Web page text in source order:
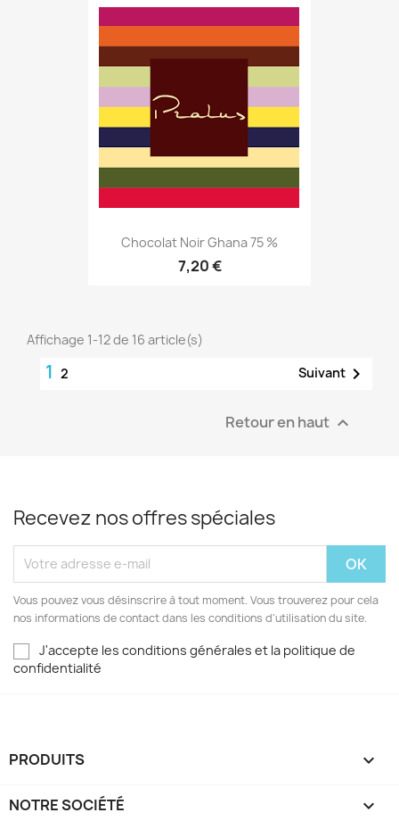
Chocolat Noir Ghana 75 %
7,20 €
Affichage 1-12 de 16 article(s)
1 2 Suivant 
Retour en haut 
Recevez nos offres spéciales
Vous pouvez vous désinscrire à tout moment. Vous trouverez pour cela
nos informations de contact dans les conditions d'utilisation du site.
J'accepte les conditions générales et la politique de
confidentialité
PRODUITS 
NOTRE SOCIÉTÉ 